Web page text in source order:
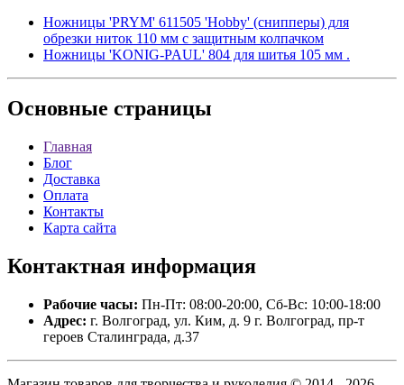
Ножницы 'PRYM' 611505 'Hobby' (снипперы) для
обрезки ниток 110 мм с защитным колпачком
Ножницы 'KONIG-PAUL' 804 для шитья 105 мм .
Основные страницы
Главная
Блог
Доставка
Оплата
Контакты
Карта сайта
Контактная информация
Рабочие часы: Пн-Пт: 08:00-20:00, Сб-Вс: 10:00-18:00
Адрес: г. Волгоград, ул. Ким, д. 9 г. Волгоград, пр-т
героев Сталинграда, д.37